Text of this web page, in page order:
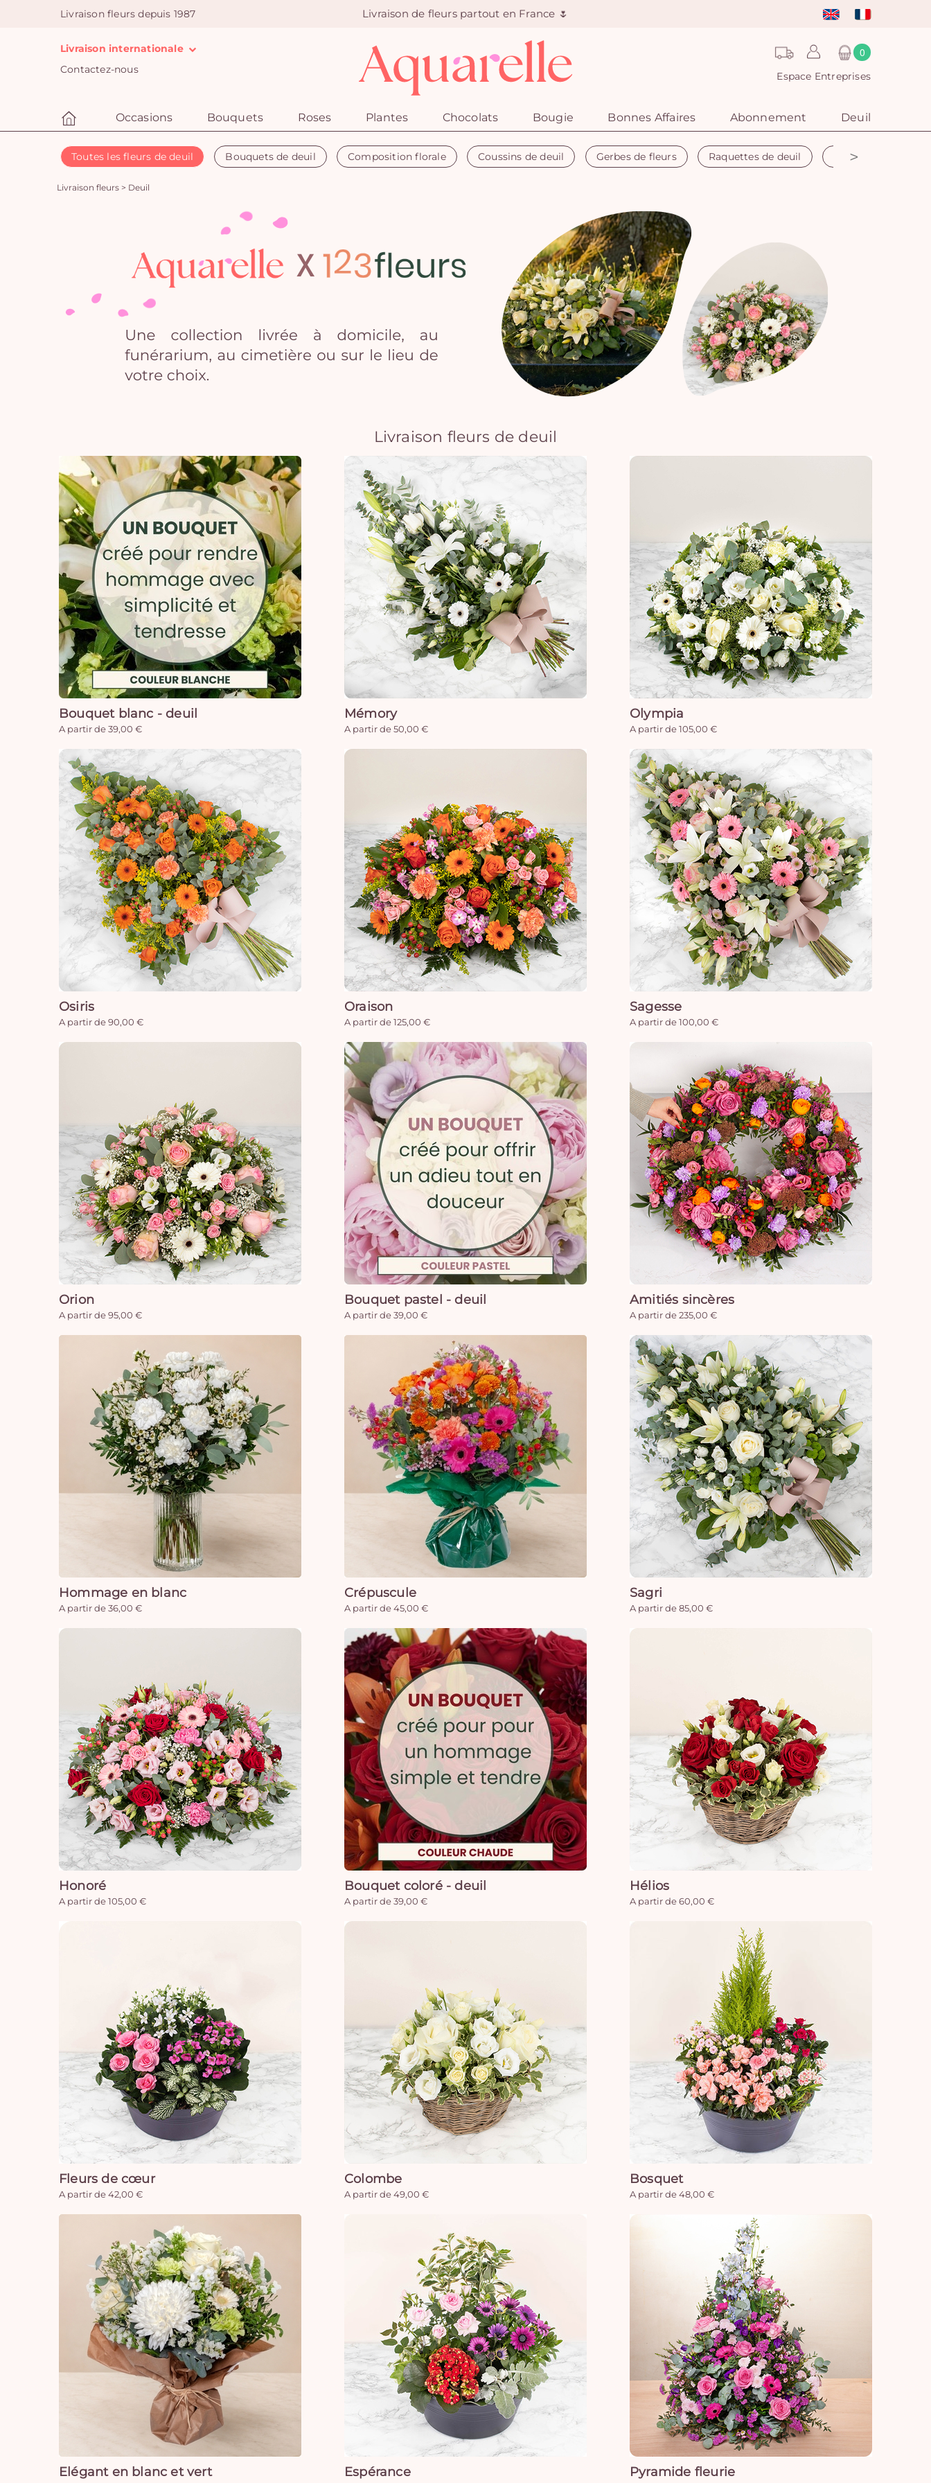
Livraison fleurs depuis 1987 Livraison de fleurs partout en France 🌷
Livraison internationale
Contactez-nous
0
Espace Entreprises
Occasions Bouquets Roses Plantes Chocolats Bougie Bonnes Affaires Abonnement Deuil
Toutes les fleurs de deuil Bouquets de deuil Composition florale Coussins de deuil Gerbes de fleurs Raquettes de deuil Couronne funéraire
>
Livraison fleurs > Deuil
Livraison fleurs de deuil
Bouquet blanc - deuil
A partir de 39,00 €
Mémory
A partir de 50,00 €
Olympia
A partir de 105,00 €
Osiris
A partir de 90,00 €
Oraison
A partir de 125,00 €
Sagesse
A partir de 100,00 €
Orion
A partir de 95,00 €
Bouquet pastel - deuil
A partir de 39,00 €
Amitiés sincères
A partir de 235,00 €
Hommage en blanc
A partir de 36,00 €
Crépuscule
A partir de 45,00 €
Sagri
A partir de 85,00 €
Honoré
A partir de 105,00 €
Bouquet coloré - deuil
A partir de 39,00 €
Hélios
A partir de 60,00 €
Fleurs de cœur
A partir de 42,00 €
Colombe
A partir de 49,00 €
Bosquet
A partir de 48,00 €
Elégant en blanc et vert Espérance Pyramide fleurie